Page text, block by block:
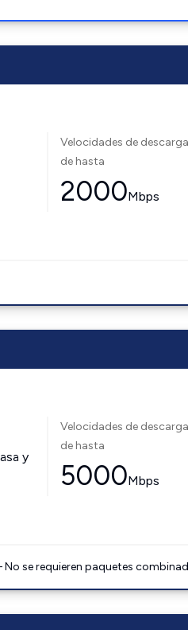
Velocidades de descarga
de hasta
2000Mbps
y
Velocidades de descarga
de hasta
5000Mbps
No se requieren paquetes